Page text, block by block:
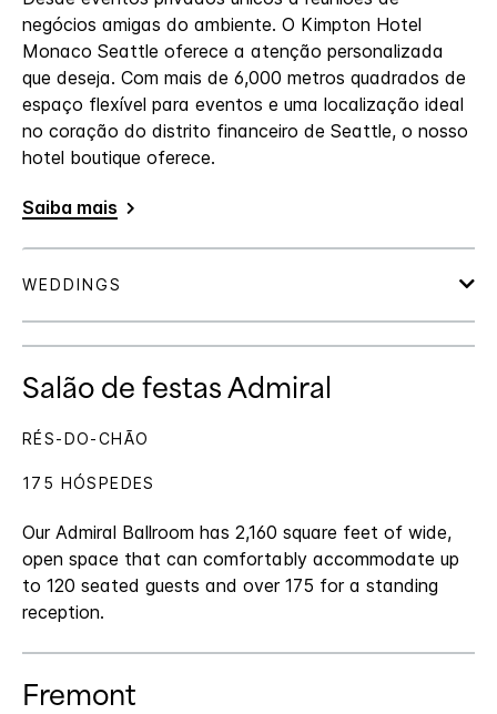
negócios amigas do ambiente. O Kimpton Hotel
Monaco Seattle oferece a atenção personalizada
que deseja. Com mais de 6,000 metros quadrados de
espaço flexível para eventos e uma localização ideal
no coração do distrito financeiro de Seattle, o nosso
hotel boutique oferece.
Saiba mais
Salão de festas Admiral
Our Admiral Ballroom has 2,160 square feet of wide,
open space that can comfortably accommodate up
to 120 seated guests and over 175 for a standing
reception.
RÉS-DO-CHÃO
175 HÓSPEDES
Fremont